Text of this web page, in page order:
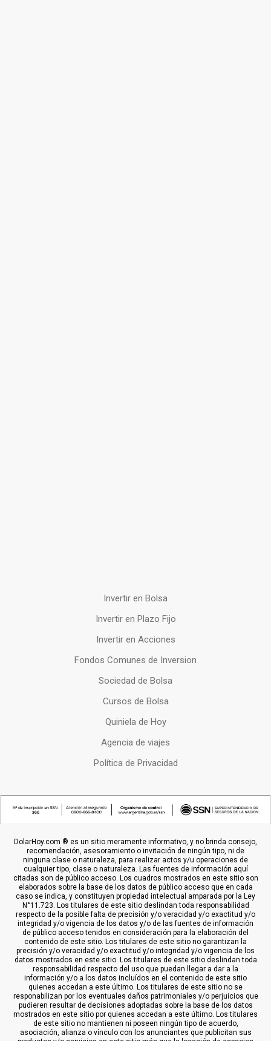
Invertir en Bolsa
Invertir en Plazo Fijo
Invertir en Acciones
Fondos Comunes de Inversion
Sociedad de Bolsa
Cursos de Bolsa
Quiniela de Hoy
Agencia de viajes
Política de Privacidad
DolarHoy.com ® es un sitio meramente informativo, y no brinda consejo,
recomendación, asesoramiento o invitación de ningún tipo, ni de
ninguna clase o naturaleza, para realizar actos y/u operaciones de
cualquier tipo, clase o naturaleza. Las fuentes de información aquí
citadas son de público acceso. Los cuadros mostrados en este sitio son
elaborados sobre la base de los datos de público acceso que en cada
caso se indica, y constituyen propiedad intelectual amparada por la Ley
N°11.723. Los titulares de este sitio deslindan toda responsabilidad
respecto de la posible falta de precisión y/o veracidad y/o exactitud y/o
integridad y/o vigencia de los datos y/o de las fuentes de información
de público acceso tenidos en consideración para la elaboración del
contenido de este sitio. Los titulares de este sitio no garantizan la
precisión y/o veracidad y/o exactitud y/o integridad y/o vigencia de los
datos mostrados en este sitio. Los titulares de este sitio deslindan toda
responsabilidad respecto del uso que puedan llegar a dar a la
información y/o a los datos incluídos en el contenido de este sitio
quienes accedan a este último. Los titulares de este sitio no se
responabilizan por los eventuales daños patrimoniales y/o perjuicios que
pudieren resultar de decisiones adoptadas sobre la base de los datos
mostrados en este sitio por quienes accedan a este último. Los titulares
de este sitio no mantienen ni poseen ningún tipo de acuerdo,
asociación, alianza o vínculo con los anunciantes que publicitan sus